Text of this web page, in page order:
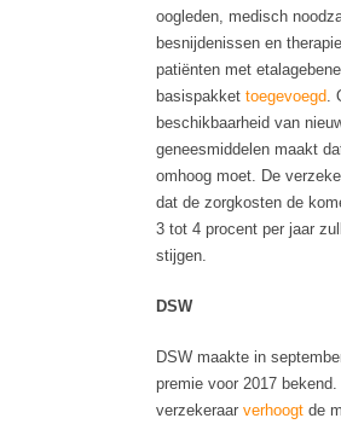
oogleden, medisch
besnijdenissen en
patiënten met
basispakket toegevoegd
beschikbaarheid van
geneesmiddelen maakt
omhoog moet. De
dat de zorgkosten de
3 tot 4 procent per jaar
stijgen.
DSW
DSW maakte in
premie voor 2017
verzekeraar verhoogt de